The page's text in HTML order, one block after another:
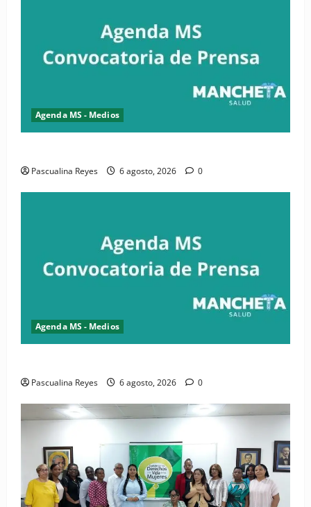
Agenda MS - Medios
Pascualina Reyes 6 agosto, 2026 0
Agenda MS - Medios
Pascualina Reyes 6 agosto, 2026 0